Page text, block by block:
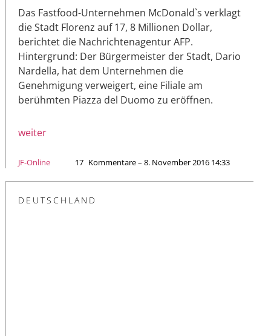
Das Fastfood-Unternehmen McDonald`s verklagt
die Stadt Florenz auf 17, 8 Millionen Dollar,
berichtet die Nachrichtenagentur AFP.
Hintergrund: Der Bürgermeister der Stadt, Dario
Nardella, hat dem Unternehmen die
Genehmigung verweigert, eine Filiale am
berühmten Piazza del Duomo zu eröffnen.
weiter
JF-Online 17 Kommentare – 8. November 2016 14:33
DEUTSCHLAND